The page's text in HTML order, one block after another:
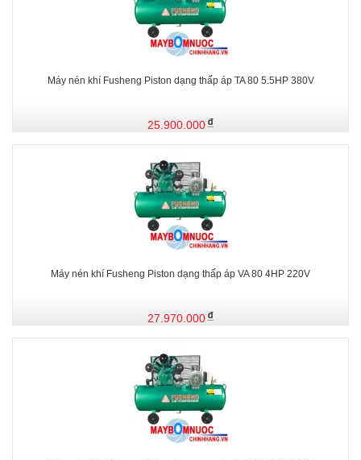
Máy nén khí Fusheng Piston dạng thấp áp TA 80 5.5HP 380V
25.900.000
Máy nén khí Fusheng Piston dạng thấp áp VA 80 4HP 220V
27.970.000